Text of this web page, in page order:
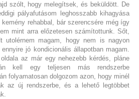
szólt, hogy melegítsek, és beküldött. De
pályafutásom leghosszabb kihagyása
rehabbal, bár szerencsére még így
mint arra előzetesen számítottunk. Sőt,
utolérnem magam, hogy nem is nagyon
jó kondicionális állapotban magam.
az már egy nehezebb kérdés, pláne
kell egy teljesen más rendszerbe
folyamatosan dolgozom azon, hogy minél
az új rendszerbe, és a lehető legtöbbet